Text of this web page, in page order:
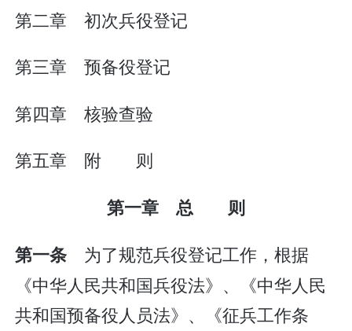
第二章 初次兵役登记
第三章 预备役登记
第四章 核验查验
第五章 附 则
第一章 总 则
第一条 为了规范兵役登记工作，根据
《中华人民共和国兵役法》、《中华人民
共和国预备役人员法》、《征兵工作条